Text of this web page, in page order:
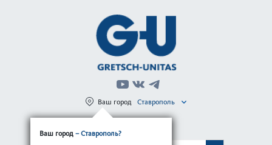
Ваш город – Ставрополь?
Ваш город Ставрополь